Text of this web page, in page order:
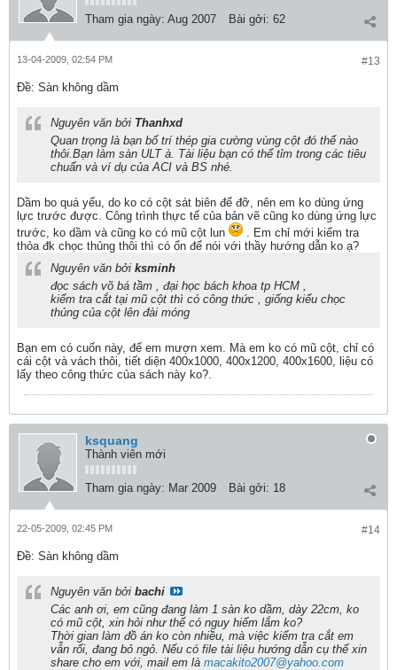
Tham gia ngày: Aug 2007 Bài gởi: 62
#13
13-04-2009, 02:54 PM
Ðề: Sàn không dầm
Nguyên văn bởi Thanhxd
Quan trọng là bạn bố trí thép gia cường vùng cột đó thế nào
thôi.Bạn làm sàn ULT à. Tài liệu bạn có thể tỉm trong các tiêu
chuẩn và ví dụ của ACI và BS nhé.
Dầm bo quá yếu, do ko có cột sát biên để đỡ, nên em ko dùng ứng
lực trước được. Công trình thực tế của bản vẽ cũng ko dùng ứng lực
trước, ko dầm và cũng ko có mũ cột lun
. Em chỉ mới kiểm tra
thỏa đk chọc thủng thôi thì có ổn để nói với thầy hướng dẫn ko ạ?
Nguyên văn bởi ksminh
đọc sách võ bá tầm , đại học bách khoa tp HCM ,
kiểm tra cắt tại mũ cột thì có công thức , giống kiểu chọc
thủng của cột lên đài móng
Bạn em có cuốn này, để em mượn xem. Mà em ko có mũ cột, chỉ có
cái cột và vách thôi, tiết diện 400x1000, 400x1200, 400x1600, liệu có
lấy theo công thức của sách này ko?.
ksquang
Thành viên mới
Tham gia ngày: Mar 2009 Bài gởi: 18
#14
22-05-2009, 02:45 PM
Ðề: Sàn không dầm
Nguyên văn bởi bachi
Các anh ơi, em cũng đang làm 1 sàn ko dầm, dày 22cm, ko
có mũ cột, xin hỏi như thế có nguy hiểm lắm ko?
Thời gian làm đồ án ko còn nhiều, mà việc kiểm tra cắt em
vẫn rối, đang bỏ ngỏ. Nếu có file tài liệu hướng dẫn cụ thể xin
share cho em với, mail em là macakito2007@yahoo.com